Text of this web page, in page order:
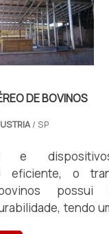
DE BOVINOS
/ SP
e
eficiente, o
possui
tendo